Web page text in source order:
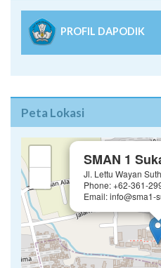
PROFIL DAPODIK
Peta Lokasi
SMAN 1
Jl. Lettu Wayan
Phone: +62-361-
Email: info@sma1-